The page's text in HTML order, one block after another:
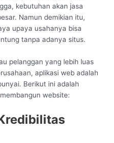
kebutuhan akan jasa
Namun demikian itu,
upaya usahanya bisa
tanpa adanya situs.
pelanggan yang lebih luas
aplikasi web adalah
Berikut ini adalah
website: